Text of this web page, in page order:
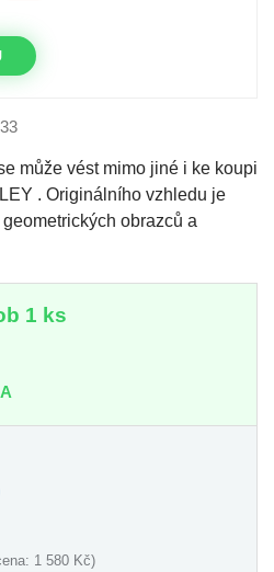
může vést mimo jiné i ke koupi
. Originálního vzhledu je
obrazců a
1 ks
1 580 Kč)